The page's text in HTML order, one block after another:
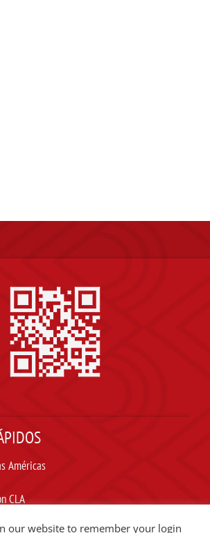
Américas
CLA
our website to remember your login